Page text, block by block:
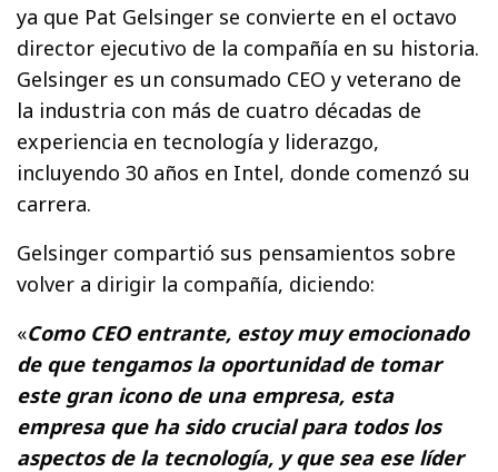
ya que Pat Gelsinger se convierte en el octavo
director ejecutivo de la compañía en su historia.
Gelsinger es un consumado CEO y veterano de
la industria con más de cuatro décadas de
experiencia en tecnología y liderazgo,
incluyendo 30 años en Intel, donde comenzó su
carrera.
Gelsinger compartió sus pensamientos sobre
volver a dirigir la compañía, diciendo:
«Como CEO entrante, estoy muy emocionado
de que tengamos la oportunidad de tomar
este gran icono de una empresa, esta
empresa que ha sido crucial para todos los
aspectos de la tecnología, y que sea ese líder